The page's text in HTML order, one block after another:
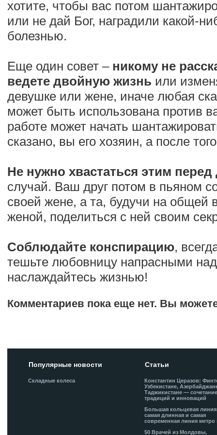
хотите, чтобы вас потом
или не дай Бог, наградили какой-
болезнью.
Еще один совет – никому не
ведете двойную жизнь или
девушке или жене, иначе любая
может быть использована против
работе может начать
сказано, вы его хозяин, а после
Не нужно хвастаться этим
случай. Ваш друг потом в пьяном
своей жене, а та, будучи на общей
женой, поделиться с ней своим
Соблюдайте конспирацию,
тешьте любовницу напрасными
наслаждайтесь жизнью!
Комментариев пока еще нет. Вы
Популярные новости
Складные колеса
Статьи
Константин Церазов:
Узбекистане,
Таджикистане —
традиций и инноваций
Большая кольцевая
самая длинная и самая
современная линия метро
50 Врачей из Молдовы,